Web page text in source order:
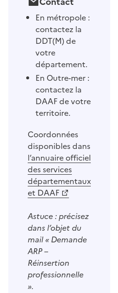
En métropole :
contactez la
DDT(M) de
votre
département.
En Outre-mer :
contactez la
DAAF de votre
territoire.
Coordonnées
disponibles dans
l’annuaire officiel
des services
départementaux
et DAAF
Astuce : précisez
dans l’objet du
mail « Demande
ARP –
Réinsertion
professionnelle
».